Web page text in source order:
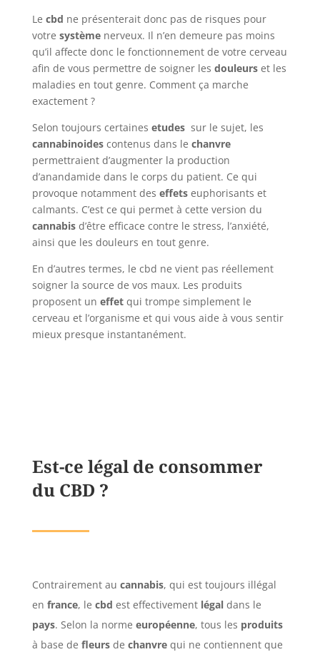
Le cbd ne présenterait donc pas de risques pour
votre système nerveux. Il n’en demeure pas moins
qu’il affecte donc le fonctionnement de votre cerveau
afin de vous permettre de soigner les douleurs et les
maladies en tout genre. Comment ça marche
exactement ?
Selon toujours certaines etudessur le sujet, les
cannabinoidescontenus dans le chanvre
permettraient d’augmenter la production
d’anandamide dans le corps du patient. Ce qui
provoque notamment des effets euphorisants et
calmants. C’est ce qui permet à cette version du
cannabis d’être efficace contre le stress, l’anxiété,
ainsi que les douleurs en tout genre.
En d’autres termes, le cbd ne vient pas réellement
soigner la source de vos maux. Les produits
proposent un effet qui trompe simplement le
cerveau et l’organisme et qui vous aide à vous sentir
mieux presque instantanément.
Est-ce légal de consommer
du CBD ?
Contrairement au cannabis, qui est toujours illégal
en france, le cbd est effectivement légaldans le
pays. Selon la norme européenne, tous les produits
à base de fleurs de chanvrequi ne contiennent que